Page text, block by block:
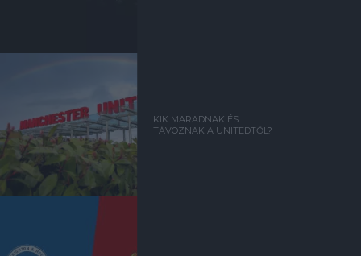
KIK MARADNAK ÉS
TÁVOZNAK A UNITEDTŐL?